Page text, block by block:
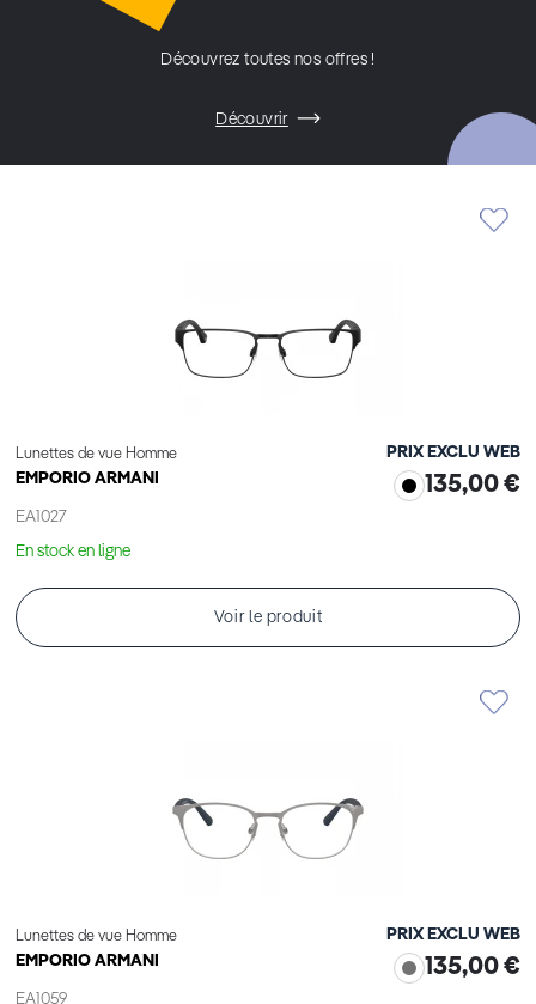
Découvrez toutes nos offres !
Découvrir
Lunettes de vue Homme
EMPORIO ARMANI
EA1027
PRIX EXCLU WEB
135,00 €
En stock en ligne
Voir le produit
Lunettes de vue Homme
EMPORIO ARMANI
EA1059
PRIX EXCLU WEB
135,00 €